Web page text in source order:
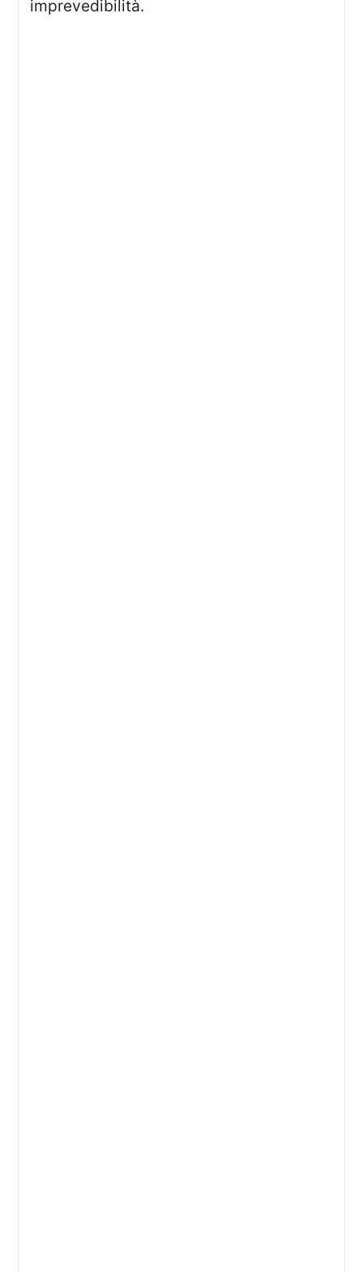
imprevedibilità.